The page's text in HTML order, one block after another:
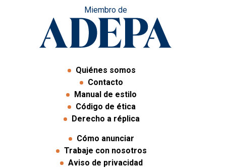
Miembro de
Quiénes somos
Contacto
Manual de estilo
Código de ética
Derecho a réplica
Cómo anunciar
Trabaje con nosotros
Aviso de privacidad